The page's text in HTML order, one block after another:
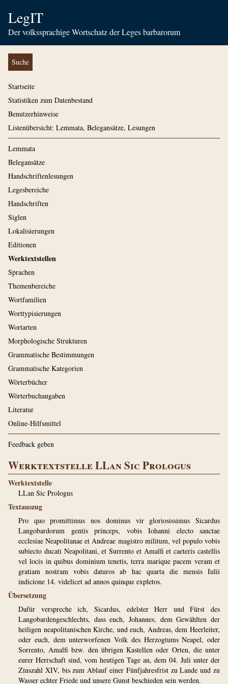
LegIT
Der volkssprachige Wortschatz der Leges barbarorum
Suche
Startseite
Statistiken zum Datenbestand
Benutzerhinweise
Listenübersicht: Lemmata, Belegansätze, Lesungen
Lemmata
Belegansätze
Handschriftenlesungen
Legesbereiche
Handschriften
Siglen
Lokalisierungen
Editionen
Werktextstellen
Sprachen
Themenbereiche
Wortfamilien
Worttypisierungen
Wortarten
Morphologische Strukturen
Grammatische Bestimmungen
Grammatische Kategorien
Wörterbücher
Wörterbuchangaben
Literatur
Online-Hilfsmittel
Feedback geben
Werktextstelle LLan Sic Prologus
Werktextstelle
LLan Sic Prologus
Textauszug
Pro quo promittimus nos dominus vir gloriosissimus Sicardus
Langobardorum gentis princeps, vobis Iohanni electo sanctae
ecclesiae Neapolitanae et Andreae magistro militum, vel populo vobis
subiecto ducati Neapolitani, et Surrento et Amalfi et caeteris castellis
vel locis in quibus dominium tenetis, terra marique pacem veram et
gratiam nostram vobis daturos ab hac quarta die mensis Iulii
indicione 14. videlicet ad annos quinque expletos.
Übersetzung
Dafür verspreche ich, Sicardus, edelster Herr und Fürst des
Langobardengeschlechts, dass euch, Johannes, dem Gewählten der
heiligen neapolitanischen Kirche, und euch, Andreas, dem Heerleiter,
oder euch, dem unterworfenen Volk des Herzogtums Neapel, oder
Sorrento, Amalfi bzw. den übrigen Kastellen oder Orten, die unter
eurer Herrschaft sind, vom heutigen Tage an, dem 04. Juli unter der
Zinszahl XIV, bis zum Ablauf einer Fünfjahresfrist zu Lande und zu
Wasser echter Friede und unsere Gunst beschieden sein werden.